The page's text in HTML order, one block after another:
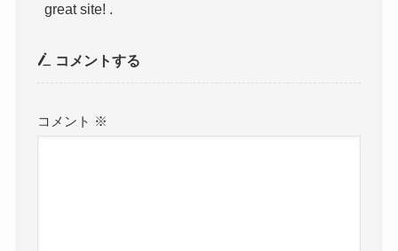
great site! .
コメントする
コメント ※